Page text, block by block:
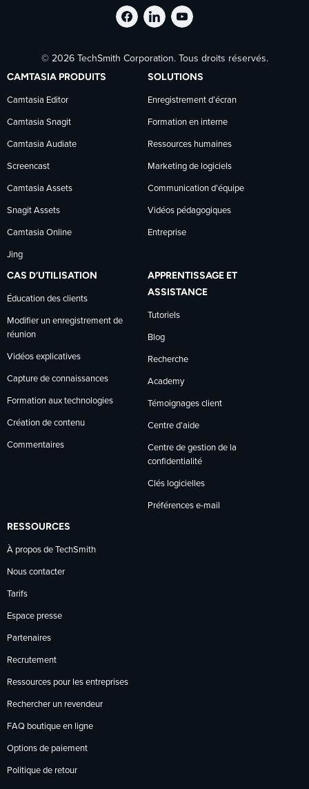
Suivre
TechSmith
sur
Facebook
Suivre
TechSmith
sur
LinkedIn
Suivre
TechSmith
sur
YouTube
© 2026 TechSmith Corporation. Tous droits réservés.
CAMTASIA PRODUITS
Camtasia Editor
Camtasia Snagit
Camtasia Audiate
Screencast
Camtasia Assets
Snagit Assets
Camtasia Online
Jing
SOLUTIONS
Enregistrement d’écran
Formation en interne
Ressources humaines
Marketing de logiciels
Communication d’équipe
Vidéos pédagogiques
Entreprise
CAS D’UTILISATION
Éducation des clients
Modifier un enregistrement de
réunion
Vidéos explicatives
Capture de connaissances
Formation aux technologies
Création de contenu
Commentaires
APPRENTISSAGE ET
ASSISTANCE
Tutoriels
Blog
Recherche
Academy
Témoignages client
Centre d’aide
Centre de gestion de la
confidentialité
Clés logicielles
Préférences e-mail
RESSOURCES
À propos de TechSmith
Nous contacter
Tarifs
Espace presse
Partenaires
Recrutement
Ressources pour les entreprises
Rechercher un revendeur
FAQ boutique en ligne
Options de paiement
Politique de retour